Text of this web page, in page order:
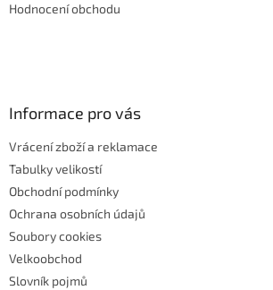
Hodnocení obchodu
Informace pro vás
Vrácení zboží a reklamace
Tabulky velikostí
Obchodní podmínky
Ochrana osobních údajů
Soubory cookies
Velkoobchod
Slovník pojmů